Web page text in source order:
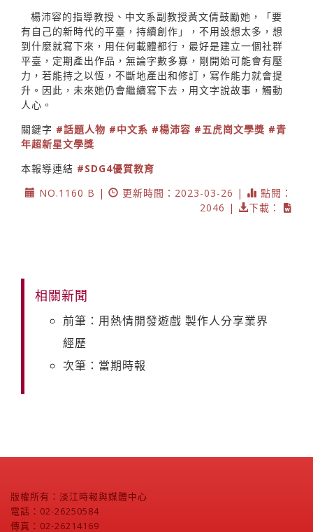
楊沛容的指導教授、中文系副教授黃文倩鼓勵她，「要
有自己的新時代的平臺，持續創作」，不用設想太多，想
到什麼就寫下來，用任何載體都行，最好是建立一個社群
平臺，定期產出作品，無論字數多寡，剛開始可能會有壓
力，若能持之以恆，不斷地產出和修訂，寫作能力就會提
升。因此，未來她仍會繼續寫下去，用文字說故事，觸動
人心。
關鍵字 #話題人物 #中文系 #楊沛容 #五虎崗文學獎 #青
年超新星文學獎
本報導連結 #SDG4優質教育
NO.1160 B |
更新時間：2023-03-26 |
點閱：
2046 |
下載：
相關新聞
前筆：用熱情開發遊戲 製作人分享業界
經歷
次筆：當期時報
版權所有：淡江時報與媒體中心
電話：02-26250584
傳真：02-26214169